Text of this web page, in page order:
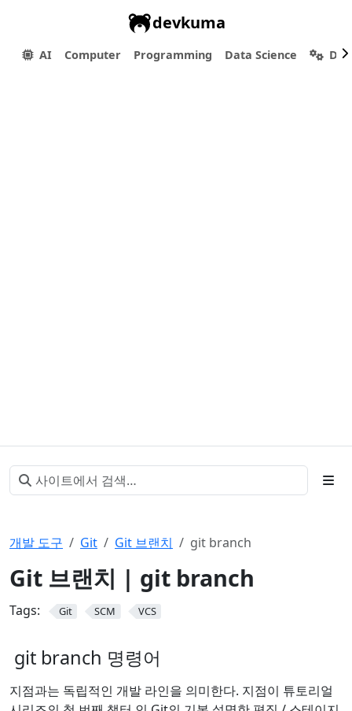
devkuma
AI Computer Programming Data Science
개발 도구 Git Git 브랜치 git branch
Git 브랜치 | git branch
Tags: Git SCM VCS
git branch 명령어
지점과는 독립적인 개발 라인을 의미한다. 지점이 튜토리얼